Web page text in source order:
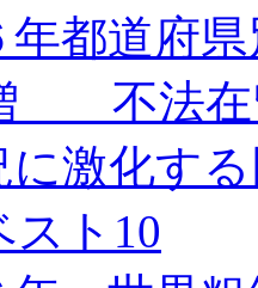
年都道府
不法在
に激化す
ト10